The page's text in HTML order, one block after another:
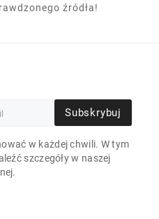
źródła!
Subskrybuj
w każdej chwili. W tym
szczegóły w naszej